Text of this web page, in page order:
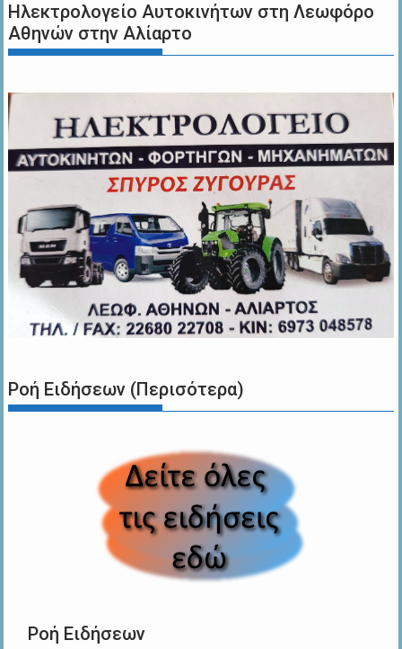
Ηλεκτρολογείο Αυτοκινήτων στη Λεωφόρο
Αθηνών στην Αλίαρτο
Ροή Ειδήσεων (Περισότερα)
Ροή Ειδήσεων